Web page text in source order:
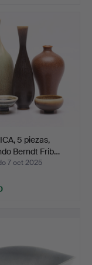
5 piezas,
Berndt Frib…
7 oct 2025